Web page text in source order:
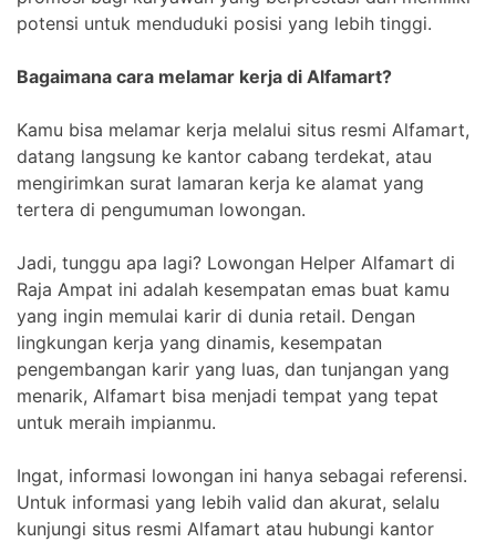
potensi untuk menduduki posisi yang lebih tinggi.
Bagaimana cara melamar kerja di Alfamart?
Kamu bisa melamar kerja melalui situs resmi Alfamart,
datang langsung ke kantor cabang terdekat, atau
mengirimkan surat lamaran kerja ke alamat yang
tertera di pengumuman lowongan.
Jadi, tunggu apa lagi? Lowongan Helper Alfamart di
Raja Ampat ini adalah kesempatan emas buat kamu
yang ingin memulai karir di dunia retail. Dengan
lingkungan kerja yang dinamis, kesempatan
pengembangan karir yang luas, dan tunjangan yang
menarik, Alfamart bisa menjadi tempat yang tepat
untuk meraih impianmu.
Ingat, informasi lowongan ini hanya sebagai referensi.
Untuk informasi yang lebih valid dan akurat, selalu
kunjungi situs resmi Alfamart atau hubungi kantor